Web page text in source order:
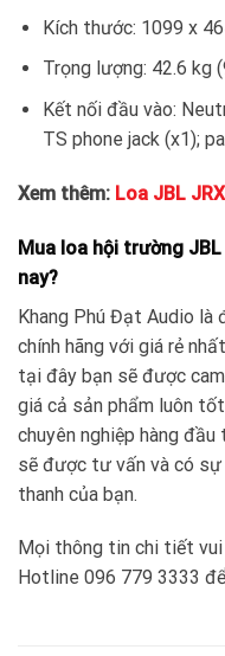
Kích thước: 1099 x
Trọng lượng: 42.6 kg
Kết nối đầu vào:
TS phone jack (x1);
Xem thêm: Loa JBL
Mua loa hội trường
nay?
Khang Phú Đạt Audio là
chính hãng với giá rẻ
tại đây bạn sẽ được
giá cả sản phẩm luôn
chuyên nghiệp hàng
sẽ được tư vấn và có
thanh của bạn.
Mọi thông tin chi tiết
Hotline 096 779 3333